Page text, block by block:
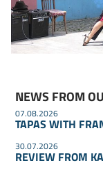
NEWS FROM
07.08.2026
TAPAS WITH
30.07.2026
REVIEW FROM